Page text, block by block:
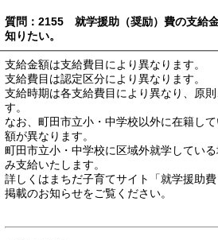
質問：2155 就学援助（奨励）費の支給
知りたい。
支給金額は支給費目により異なります。
支給費目は認定区分により異なります。
支給時期は各支給費目により異なり、原
す。
なお、町田市立小・中学校以外に在籍し
額が異なります。
町田市立小・中学校に区域外就学してい
み支給いたします。
詳しくはまちだ子育てサイト「就学援助
掲載のお知らせをご覧ください。